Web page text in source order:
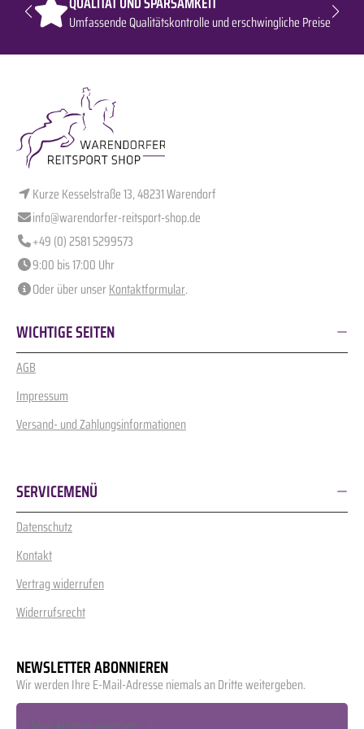
Umfassende Qualitätskontrolle und erschwingliche Preise
Kurze Kesselstraße 13, 48231 Warendorf
info@warendorfer-reitsport-shop.de
+49 (0) 2581 5299573
9:00 bis 17:00 Uhr
Oder über unserKontaktformular.
WICHTIGE SEITEN
AGB
Impressum
Versand- und Zahlungsinformationen
SERVICEMENÜ
Datenschutz
Kontakt
Vertrag widerrufen
Widerrufsrecht
NEWSLETTER ABONNIEREN
Wir werden Ihre E-Mail-Adresse niemals an Dritte weitergeben.